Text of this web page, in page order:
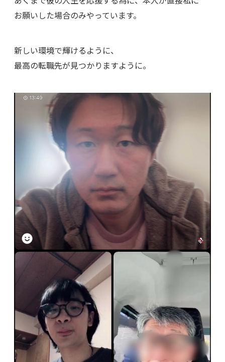
お願いした場合のみやっています。
新しい環境で輝けるように、
最高の転職先が見つかりますように。